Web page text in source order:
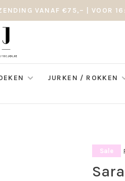
VANAF €75,– | VOOR
JURKEN / ROKKEN
Sale